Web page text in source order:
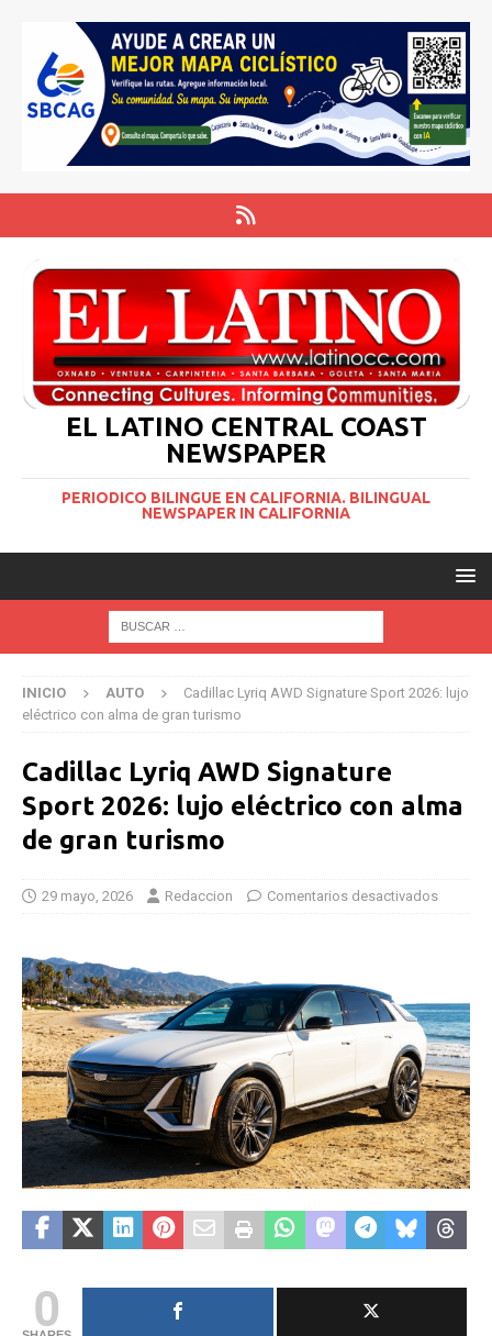
EL LATINO CENTRAL COAST
NEWSPAPER
PERIODICO BILINGUE EN CALIFORNIA. BILINGUAL
NEWSPAPER IN CALIFORNIA
INICIO AUTO
Cadillac Lyriq AWD Signature Sport 2026: lujo
eléctrico con alma de gran turismo
Cadillac Lyriq AWD Signature
Sport 2026: lujo eléctrico con alma
de gran turismo
29 mayo, 2026 Redaccion Comentarios desactivados
0